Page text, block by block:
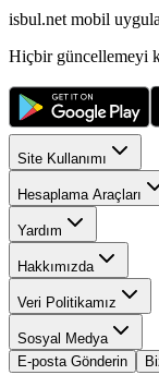
isbul.net mobil
Hiçbir güncellemeyi
Site Kullanımı
Hesaplama Araçları
Yardım
Hakkımızda
Veri Politikamız
Sosyal Medya
E-posta Gönderin